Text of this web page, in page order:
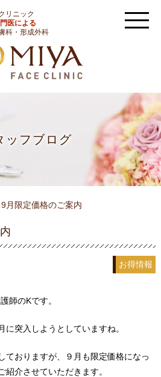
リニック
医による
科・形成外科
ッフブログ
9月限定価格のご案内
お得情報
師のKです。
に突入しようとしていますね。
ておりますが、９月も限定価格になっ
介させていただきます。